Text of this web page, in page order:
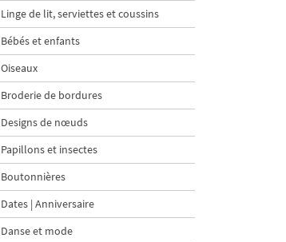
Linge de lit, serviettes et coussins
Bébés et enfants
Oiseaux
Broderie de bordures
Designs de nœuds
Papillons et insectes
Boutonnières
Dates | Anniversaire
Danse et mode